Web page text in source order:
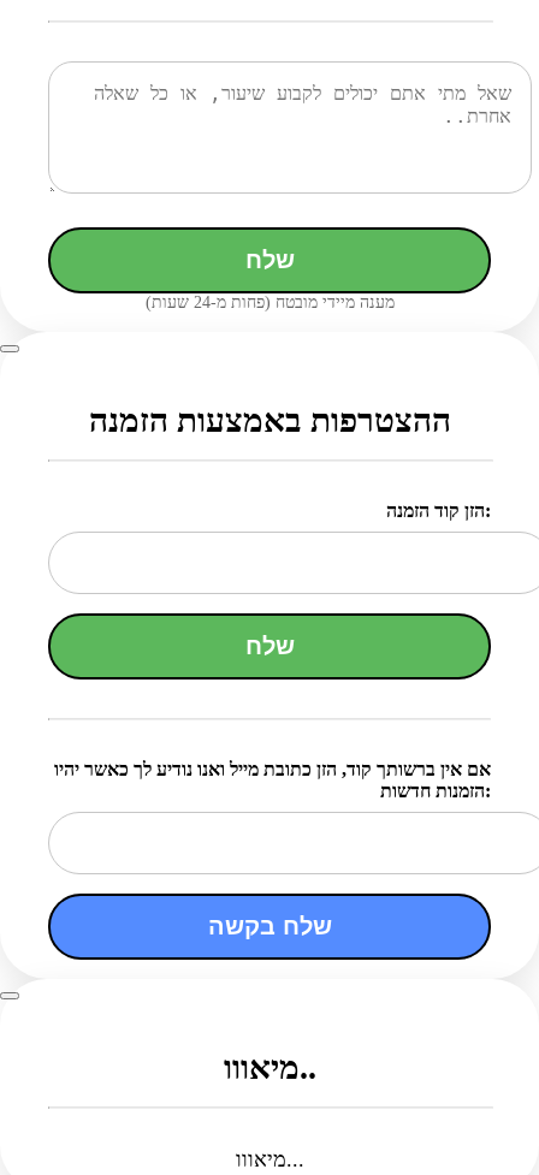
שלח
מענה מיידי מובטח (פחות מ-24 שעות)
ההצטרפות באמצעות הזמנה
הזן קוד הזמנה:
שלח
אם אין ברשותך קוד, הזן כתובת מייל ואנו נודיע לך כאשר יהיו
הזמנות חדשות:
שלח בקשה
מיאווו..
מיאווו...